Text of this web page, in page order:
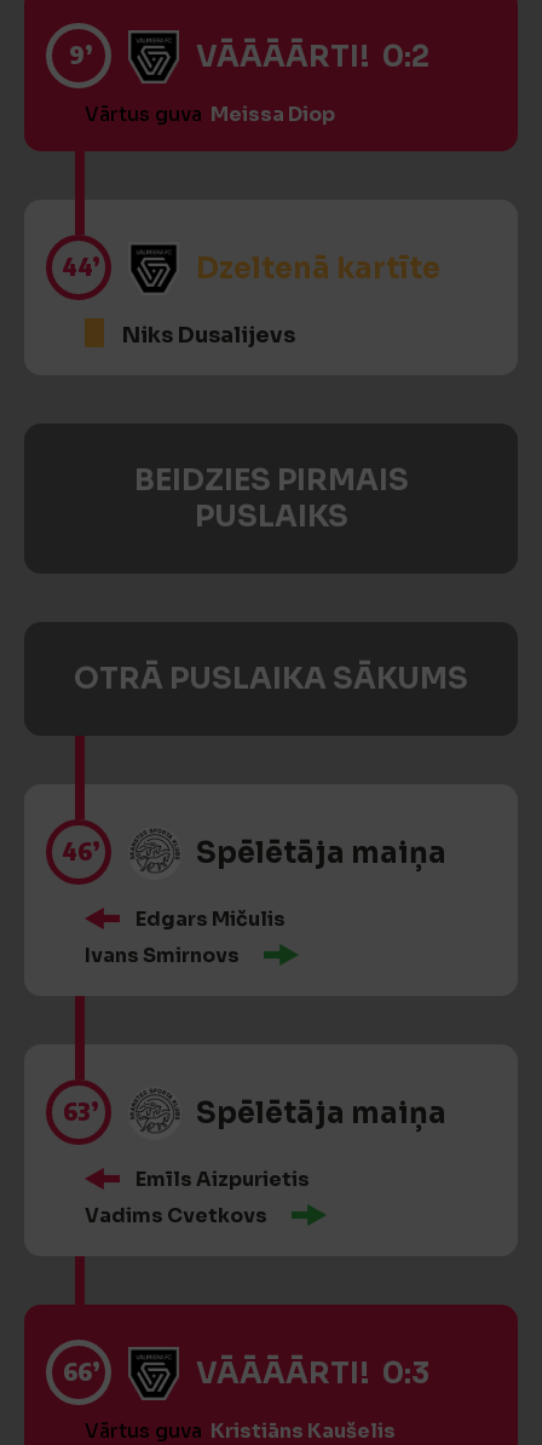
9’ VĀĀĀĀRTI! 0:2
Vārtus guva Meissa Diop
44’ Dzeltenā kartīte
Niks Dusalijevs
BEIDZIES PIRMAIS
PUSLAIKS
OTRĀ PUSLAIKA SĀKUMS
46’ Spēlētāja maiņa
Edgars Mičulis
Ivans Smirnovs
63’ Spēlētāja maiņa
Emīls Aizpurietis
Vadims Cvetkovs
66’ VĀĀĀĀRTI! 0:3
Vārtus guva Kristiāns Kaušelis